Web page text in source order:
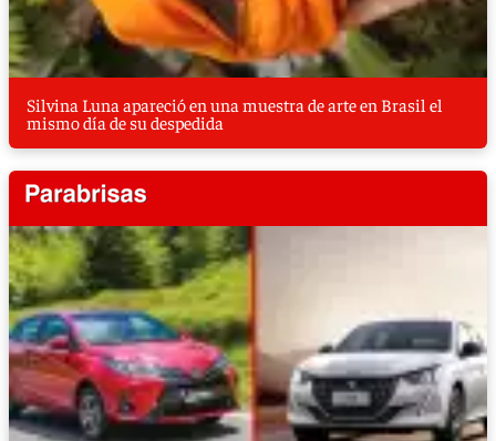
Silvina Luna apareció en una muestra de arte en Brasil el
mismo día de su despedida